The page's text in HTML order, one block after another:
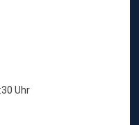
Uhr